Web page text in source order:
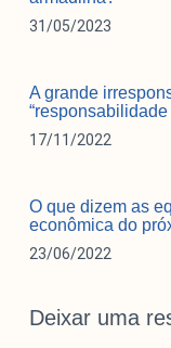
31/05/2023
A grande
“responsabilidade
17/11/2022
O que dizem as
econômica do
23/06/2022
Deixar uma